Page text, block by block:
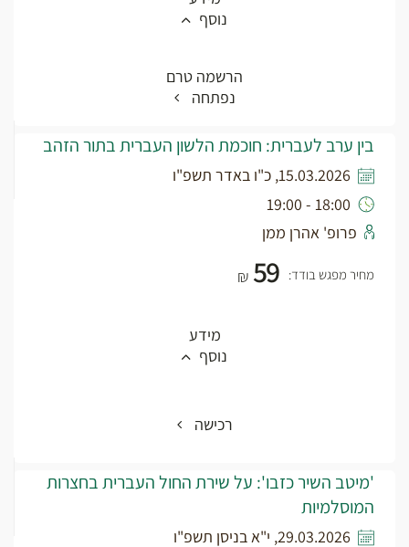
נוסף
הרשמה טרם
נפתחה
בין ערב לעברית: חוכמת הלשון העברית בתור הזהב
15.03.2026, כ"ו באדר תשפ"ו
18:00 - 19:00
פרופ' אהרן ממן
מחיר מפגש בודד: ₪ 59
מידע
נוסף
רכישה
'מיטב השיר כזבו': על שירת החול העברית בחצרות
המוסלמיות
29.03.2026, י"א בניסן תשפ"ו